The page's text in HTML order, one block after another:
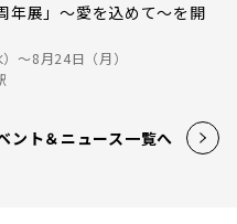
年展」～愛を込めて～を開
〜8月24日（月）
ント＆ニュース一覧へ